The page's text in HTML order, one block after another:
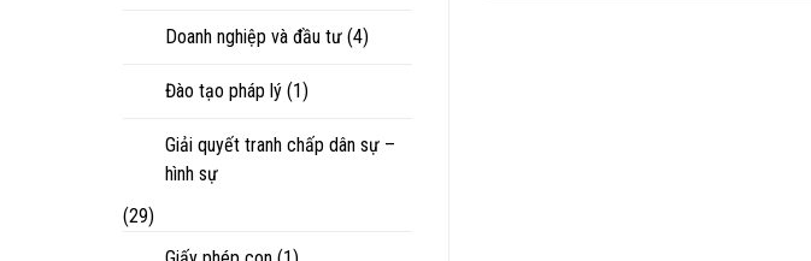
Doanh nghiệp và đầu tư (4)
Đào tạo pháp lý (1)
Giải quyết tranh chấp dân sự –
hình sự
(29)